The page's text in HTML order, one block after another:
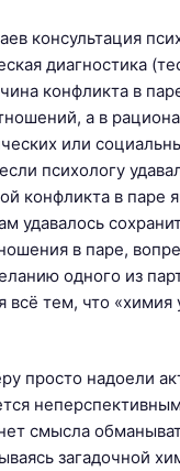
консультация
диагностика
конфликта в
а в
или
психологу
конфликта в паре
удавалось
в паре,
одного из
всё тем, что «химия
просто надоели
смысла
загадочной